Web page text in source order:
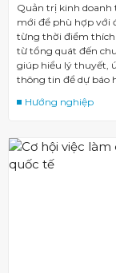
Quản trị kinh doanh
mới để phù hợp với
từng thời điểm thích
từ tổng quát đến
giúp hiểu lý thuyết,
thông tin để dự báo
Hướng nghiệp